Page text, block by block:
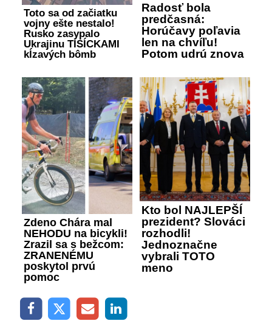
Toto sa od začiatku
vojny ešte nestalo!
Rusko zasypalo
Ukrajinu TISÍCKAMI
kĺzavých bômb
Radosť bola
predčasná:
Horúčavy poľavia
len na chvíľu!
Potom udrú znova
Zdeno Chára mal
NEHODU na bicykli!
Zrazil sa s bežcom:
ZRANENÉMU
poskytol prvú
pomoc
Kto bol NAJLEPŠÍ
prezident? Slováci
rozhodli!
Jednoznačne
vybrali TOTO
meno